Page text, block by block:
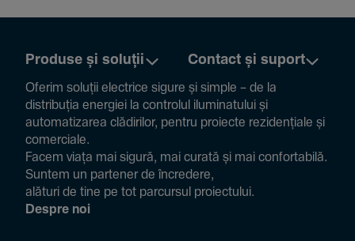
Produse și soluții Contact și suport
Oferim soluții electrice sigure și simple – de la
distribuția energiei la controlul ilumi­na­tului și
auto­ma­ti­zarea clădi­rilor, pentru proiecte rezi­den­țiale și
comer­ciale.
Facem viața mai sigură, mai curată și mai confor­ta­bilă.
Suntem un partener de încre­dere,
alături de tine pe tot parcursul proiec­tului.
Despre noi